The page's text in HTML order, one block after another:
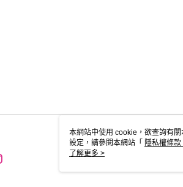
本網站中使用 cookie，欲查詢有
設定，請參閱本網站「 隱私權條款
使用 cookie。
了解更多 >